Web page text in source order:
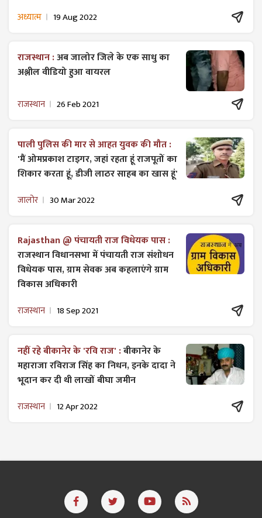
अध्यात्म 19 Aug 2022
राजस्थान :अब जालोर जिले के एक साधु का
अश्लील वीडियो हुआ वायरल
राजस्थान 26 Feb 2021
पाली पुलिस की मार से आहत युवक की मौत :
'मैं ओमप्रकाश टाइगर, जहां रहता हूं राजपूतों का
शिकार करता हूं, डीजी लाठर साहब का खास हूं'
जालोर 30 Mar 2022
Rajasthan @ पंचायती राज विधेयक पास :
राजस्थान विधानसभा में पंचायती राज ​संशोधन
विधेयक पास, ग्राम सेवक अब कहलाएंगे ग्राम
विकास अधिकारी
राजस्थान 18 Sep 2021
नहीं रहे बीकानेर के 'रवि राज' :बीकानेर के
महाराजा रविराज सिंह का निधन, इनके दादा ने
भूदान कर दी थी लाखों बीघा जमीन
राजस्थान 12 Apr 2022